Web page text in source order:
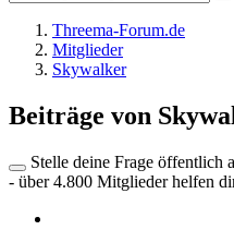
Threema-Forum.de
Mitglieder
Skywalker
Beiträge von
Stelle deine Frage öffentlich
- über 4.800 Mitglieder helfen